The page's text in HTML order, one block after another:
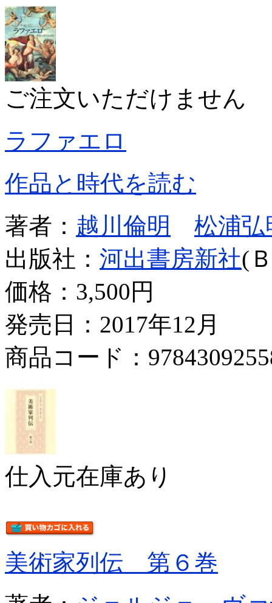
ご注文いただけません
ラファエロ
作品と時代を読む
著者： 越川倫明
松浦弘
出版社： 河出書房新社(
価格： 3,500円
発売日：2017年12月
商品コード：
仕入元在庫あり
美術家列伝 第６巻